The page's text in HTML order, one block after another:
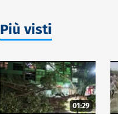
Più visti
01:29